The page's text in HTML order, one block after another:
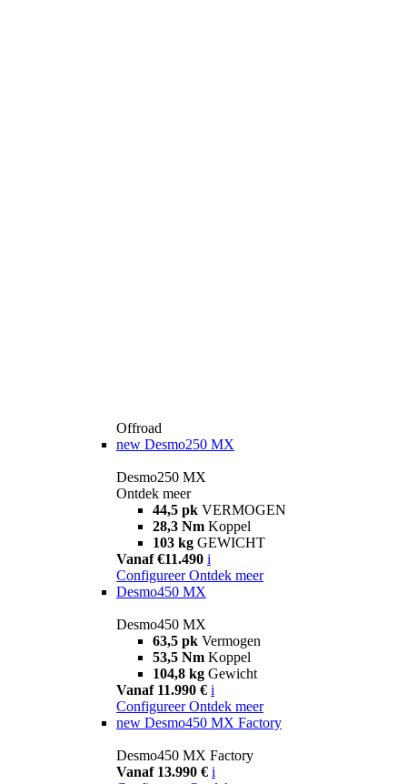
Offroad
new Desmo250 MX
Desmo250 MX
Ontdek meer
44,5 pk VERMOGEN
28,3 Nm Koppel
103 kg GEWICHT
Vanaf €11.490 i
Configureer Ontdek meer
Desmo450 MX
Desmo450 MX
63,5 pk Vermogen
53,5 Nm Koppel
104,8 kg Gewicht
Vanaf 11.990 € i
Configureer Ontdek meer
new Desmo450 MX Factory
Desmo450 MX Factory
Vanaf 13.990 € i